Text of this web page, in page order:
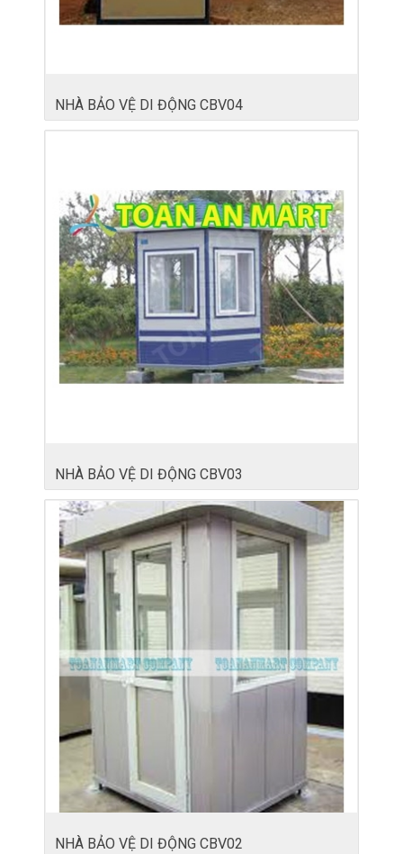
NHÀ BẢO VỆ DI ĐỘNG CBV04
NHÀ BẢO VỆ DI ĐỘNG CBV03
NHÀ BẢO VỆ DI ĐỘNG CBV02